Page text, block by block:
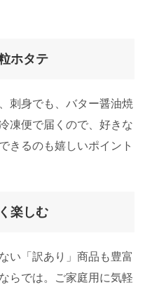
ホタテ
刺身でも、バター醤油焼
凍便で届くので、好きな
きるのも嬉しいポイント
楽しむ
い「訳あり」商品も豊富
らでは。ご家庭用に気軽